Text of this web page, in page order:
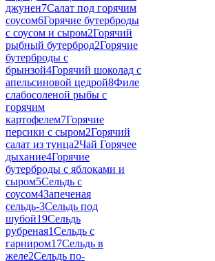
джунен7Салат под горячим
соусом6Горячие бутерброды
с соусом и сыром2Горячий
рыбный бутерброд2Горячие
бутерброды с
брынзой4Горячий шоколад с
апельсиновой цедрой8Филе
слабосоленой рыбы с
горячим
картофелем7Горячие
персики с сыром2Горячий
салат из тунца2Чай Горячее
дыхание4Горячие
бутерброды с яблоками и
сыром5Сельдь с
соусом4Запеченая
сельдь-3Сельдь под
шубой19Сельдь
рубреная1Сельдь с
гарниром17Сельдь в
желе2Сельдь по-